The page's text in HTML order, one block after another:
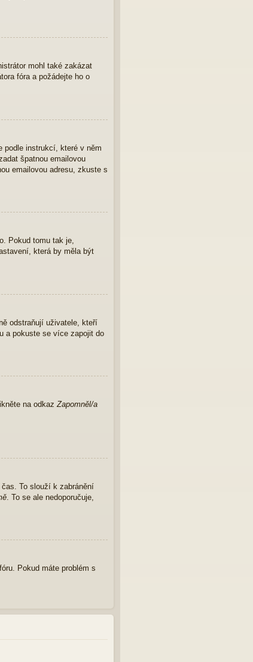
mohl také zakázat
fóra a požádejte ho o
podle instrukcí, které v něm
špatnou emailovou
emailovou adresu, zkuste s
Pokud tomu tak je,
která by měla být
odstraňují uživatele, kteří
a pokuste se více zapojit do
na odkazZapomněl/a
To slouží k zabránění
. To se ale nedoporučuje,
Pokud máte problém s